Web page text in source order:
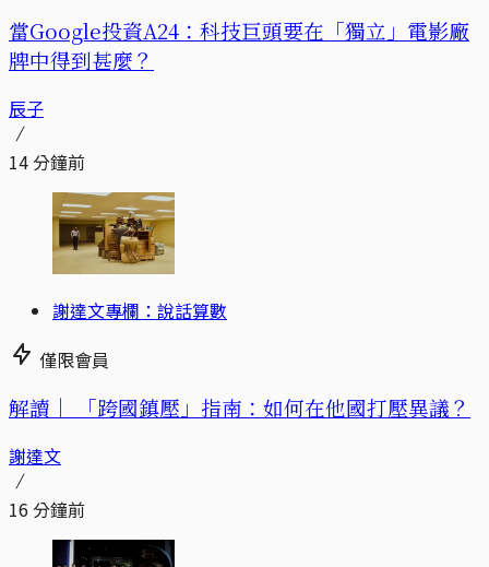
當Google投資A24：科技巨頭要在「獨立」電影廠
牌中得到甚麼？
辰子
14 分鐘前
謝達文專欄：說話算數
僅限會員
解讀｜ 「跨國鎮壓」指南：如何在他國打壓異議？
謝達文
16 分鐘前